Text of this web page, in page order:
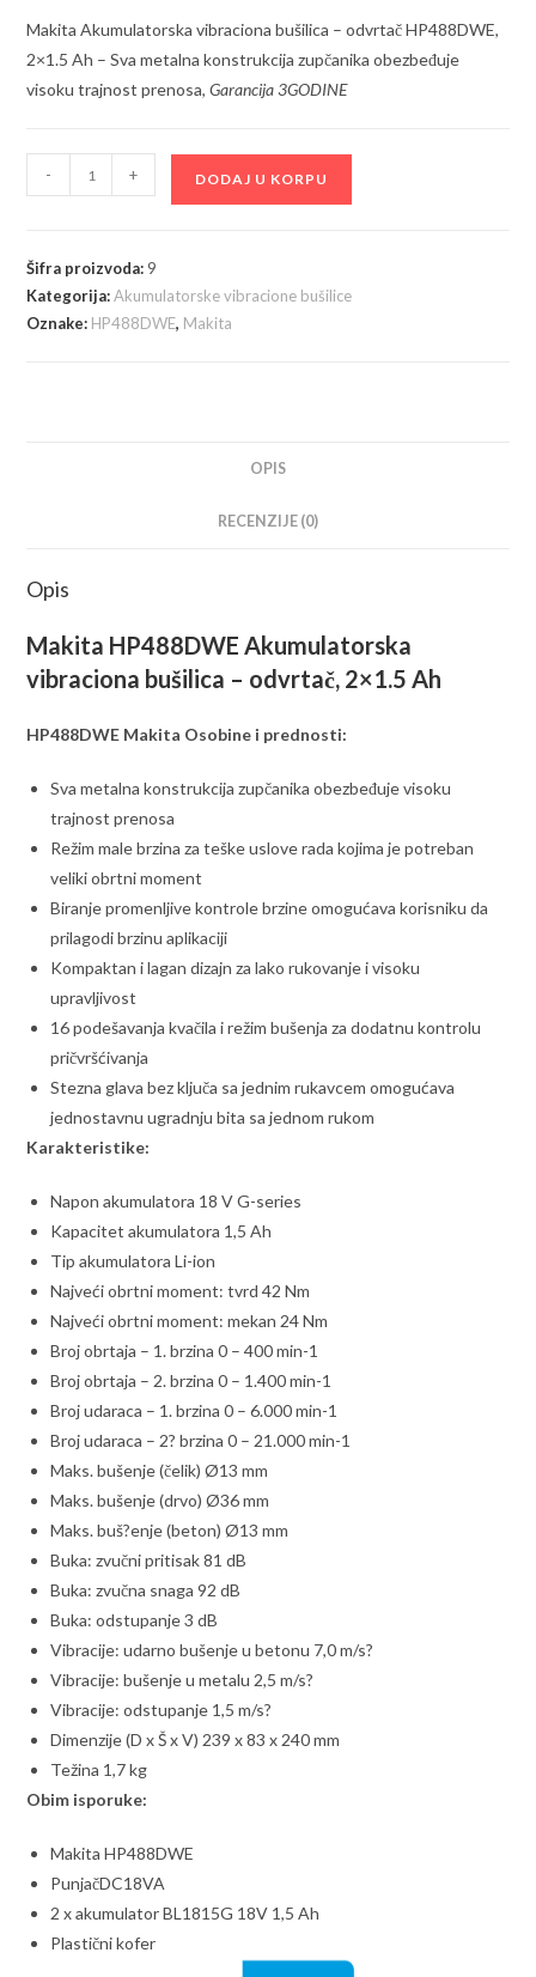
20.990,00 рсд.
Makita Akumulatorska vibraciona bušilica – odvrtač HP488DWE,
2×1.5 Ah – Sva metalna konstrukcija zupčanika obezbeđuje
visoku trajnost prenosa,Garancija 3GODINE
HP488DWE
vibraciona
bušilica
2
- + DODAJ U KORPU
Šifra proizvoda: 9
Kategorija:Akumulatorske vibracione bušilice
Oznake: HP488DWE, Makita
OPIS
RECENZIJE (0)
Opis
Makita HP488DWE Akumulatorska
vibraciona bušilica – odvrtač, 2×1.5 Ah
HP488DWE Makita Osobine i prednosti:
Sva metalna konstrukcija zupčanika obezbeđuje visoku
trajnost prenosa
Režim male brzina za teške uslove rada kojima je potreban
veliki obrtni moment
Biranje promenljive kontrole brzine omogućava korisniku da
prilagodi brzinu aplikaciji
Kompaktan i lagan dizajn za lako rukovanje i visoku
upravljivost
16 podešavanja kvačila i režim bušenja za dodatnu kontrolu
pričvršćivanja
Stezna glava bez ključa sa jednim rukavcem omogućava
jednostavnu ugradnju bita sa jednom rukom
Karakteristike:
Napon akumulatora 18 V G-series
Kapacitet akumulatora 1,5 Ah
Tip akumulatora Li-ion
Najveći obrtni moment: tvrd 42 Nm
Najveći obrtni moment: mekan 24 Nm
Broj obrtaja – 1. brzina 0 – 400 min-1
Broj obrtaja – 2. brzina 0 – 1.400 min-1
Broj udaraca – 1. brzina 0 – 6.000 min-1
Broj udaraca – 2? brzina 0 – 21.000 min-1
Maks. bušenje (čelik) Ø13 mm
Maks. bušenje (drvo) Ø36 mm
Maks. buš?enje (beton) Ø13 mm
Buka: zvučni pritisak 81 dB
Buka: zvučna snaga 92 dB
Buka: odstupanje 3 dB
Vibracije: udarno bušenje u betonu 7,0 m/s?
Vibracije: bušenje u metalu 2,5 m/s?
Vibracije: odstupanje 1,5 m/s?
Dimenzije (D x Š x V) 239 x 83 x 240 mm
Težina 1,7 kg
Obim isporuke:
Makita HP488DWE
PunjačDC18VA
2 x akumulator BL1815G 18V 1,5 Ah
Plastični kofer